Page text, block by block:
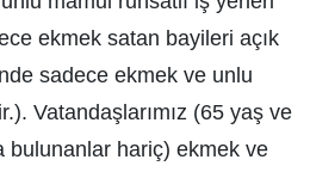
ekmek satan bayileri açık
sadece ekmek ve unlu
Vatandaşlarımız (65 yaş ve
bulunanlar hariç) ekmek ve